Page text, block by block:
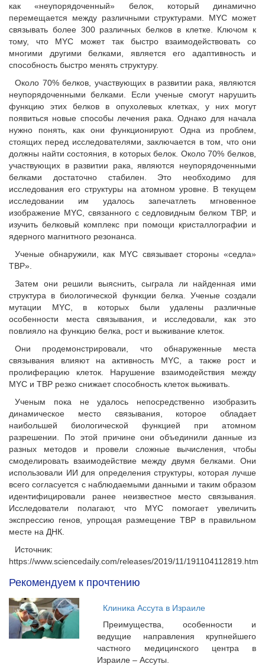
как «неупорядоченный» белок, который динамично
перемещается между различными структурами. MYC может
связывать более 300 различных белков в клетке. Ключом к
тому, что MYC может так быстро взаимодействовать со
многими другими белками, является его адаптивность и
способность быстро менять структуру.
Около 70% белков, участвующих в развитии рака, являются
неупорядоченными белками. Если ученые смогут нарушить
функцию этих белков в опухолевых клетках, у них могут
появиться новые способы лечения рака. Однако для начала
нужно понять, как они функционируют. Одна из проблем,
стоящих перед исследователями, заключается в том, что они
должны найти состояния, в которых белок. Около 70% белков,
участвующих в развитии рака, являются неупорядоченными
белками достаточно стабилен. Это необходимо для
исследования его структуры на атомном уровне. В текущем
исследовании им удалось запечатлеть мгновенное
изображение MYC, связанного с седловидным белком TBP, и
изучить белковый комплекс при помощи кристаллографии и
ядерного магнитного резонанса.
Ученые обнаружили, как MYC связывает стороны «седла»
TBP».
Затем они решили выяснить, сыграла ли найденная ими
структура в биологической функции белка. Ученые создали
мутации MYC, в которых были удалены различные
особенности места связывания, и исследовали, как это
повлияло на функцию белка, рост и выживание клеток.
Они продемонстрировали, что обнаруженные места
связывания влияют на активность MYC, а также рост и
пролиферацию клеток. Нарушение взаимодействия между
MYC и TBP резко снижает способность клеток выживать.
Ученым пока не удалось непосредственно изобразить
динамическое место связывания, которое обладает
наибольшей биологической функцией при атомном
разрешении. По этой причине они объединили данные из
разных методов и провели сложные вычисления, чтобы
смоделировать взаимодействие между двумя белками. Они
использовали ИИ для определения структуры, которая лучше
всего согласуется с наблюдаемыми данными и таким образом
идентифицировали ранее неизвестное место связывания.
Исследователи полагают, что MYC помогает увеличить
экспрессию генов, упрощая размещение TBP в правильном
месте на ДНК.
Источник:
https://www.sciencedaily.com/releases/2019/11/191104112819.htm
Рекомендуем к прочтению
Клиника Ассута в Израиле
Преимущества, особенности и
ведущие направления крупнейшего
частного медицинского центра в
Израиле – Ассуты.